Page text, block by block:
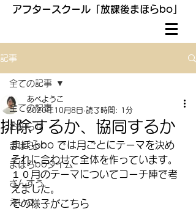
アフタースクール「放課後まほらbo」
記事
全ての記事
お知らせ
まほらbo
まほらboタイム
さんすう
えいご
全ての記事
排除するか、協同するか
あべようこ
2020年10月8日 読了時間: 1分
まほらbo では月ごとにテーマを決め
それに合わせて全体を作っています。
１０月のテーマについてコーチ陣で考
えました。
その様子がこちら